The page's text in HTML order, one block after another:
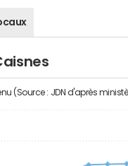
(Source : JDN d'après